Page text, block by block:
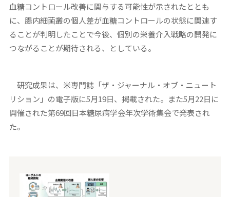
血糖コントロール改善に関与する可能性が示されたととも
に、腸内細菌叢の個人差が血糖コントロールの状態に関連す
ることが判明したことで今後、個別の栄養介入戦略の開発に
つながることが期待される、としている。
研究成果は、米専門誌「ザ・ジャーナル・オブ・ニュート
リション」の電子版に5月19日、掲載された。また5月22日に
開催された第69回日本糖尿病学会年次学術集会で発表され
た。